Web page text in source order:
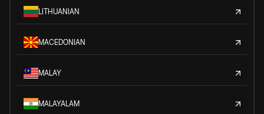
LITHUANIAN
MACEDONIAN
MALAY
MALAYALAM